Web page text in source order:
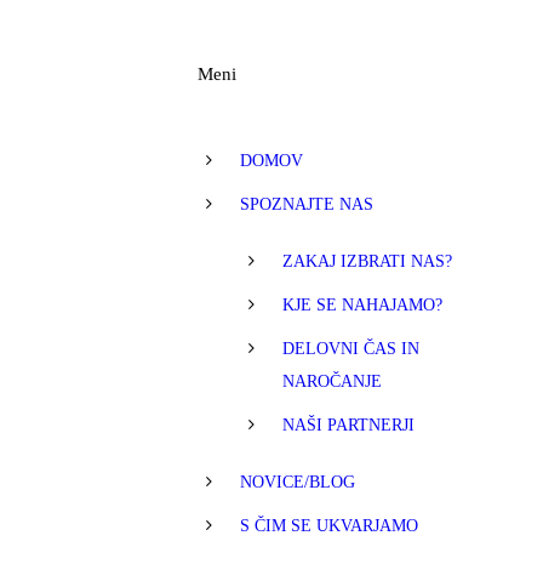
Meni
DOMOV
SPOZNAJTE NAS
ZAKAJ IZBRATI NAS?
KJE SE NAHAJAMO?
DELOVNI ČAS IN
NAROČANJE
NAŠI PARTNERJI
NOVICE/BLOG
S ČIM SE UKVARJAMO